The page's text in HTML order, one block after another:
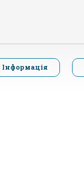
Інформація